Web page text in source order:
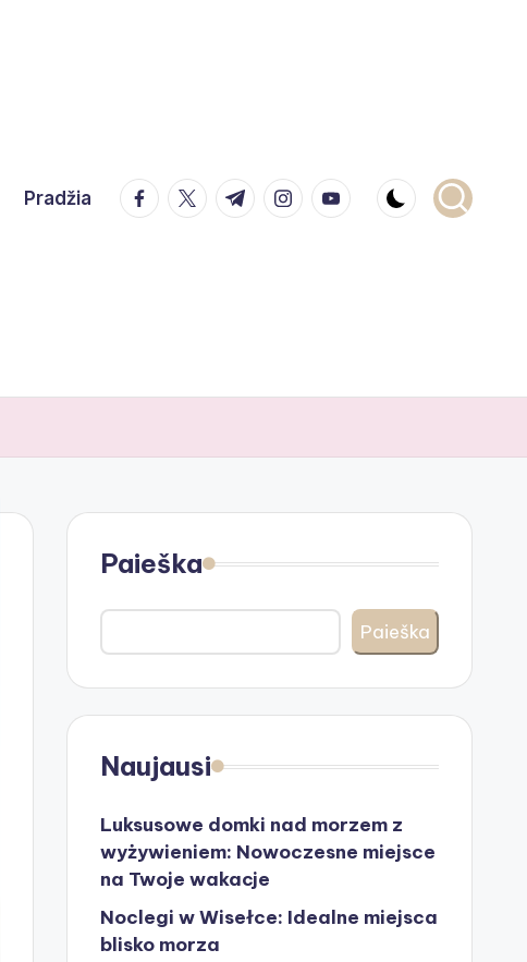
Pradžia facebook.com
twitter.com
t.me instagram.com
youtube.com
Paieška
Paieška
Naujausi
Luksusowe domki nad morzem z
wyżywieniem: Nowoczesne miejsce
na Twoje wakacje
Noclegi w Wisełce: Idealne miejsca
blisko morza